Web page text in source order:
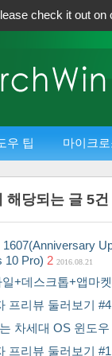
check it out on
우 팁 마이크
해당되는 글 5건
10 Pro) 2 2016.08.21
+데스크톱+앱마
프리뷰 둘러보기
차세대 OS 윈도
프리뷰 둘러보기 #1